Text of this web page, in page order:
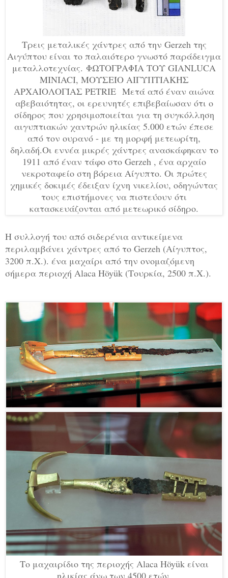
Τρεις μεταλικές χάντρες από την Gerzeh της
Αιγύπτου είναι το παλαιότερο γνωστό παράδειγμα
μεταλλοτεχνίας. ΦΩΤΟΓΡΑΦΊΑ ΤΟΥ GIANLUCA
MINIACI, ΜΟΥΣΕΊΟ ΑΙΓΥΠΤΙΑΚΉΣ
ΑΡΧΑΙΟΛΟΓΊΑΣ PETRIE Μετά από έναν αιώνα
αβεβαιότητας, οι ερευνητές επιβεβαίωσαν ότι ο
σίδηρος που χρησιμοποιείται για τη συγκόλληση
αιγυπτιακών χαντρών ηλικίας 5.000 ετών έπεσε
από τον ουρανό - με τη μορφή μετεωρίτη,
δηλαδή.Οι εννέα μικρές χάντρες ανασκάφηκαν το
1911 από έναν τάφο στο Gerzeh , ένα αρχαίο
νεκροταφείο στη βόρεια Αίγυπτο. Οι πρώτες
χημικές δοκιμές έδειξαν ίχνη νικελίου, οδηγώντας
τους επιστήμονες να πιστεύουν ότι
κατασκευάζονται από μετεωρικό σίδηρο.
Η συλλογή του από σιδερένια αντικείμενα
περιλαμβάνει χάντρες από το Gerzeh (Αίγυπτος,
3200 π.Χ.). ένα μαχαίρι από την ονομαζόμενη
σήμερα περιοχή Alaca Höyük (Τουρκία, 2500 π.Χ.).
Το μαχαιρίδιο της περιοχής Alaca Höyük είναι
ηλικίας άνω των 4500 ετών.